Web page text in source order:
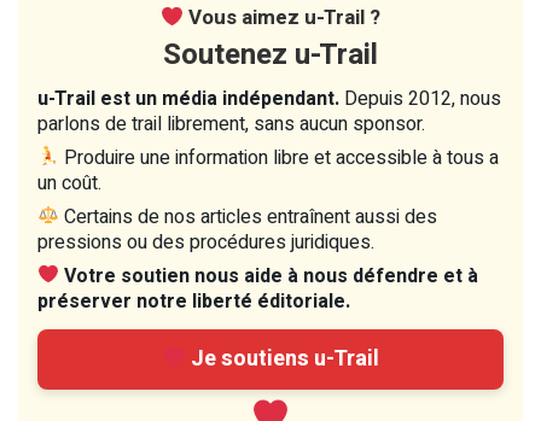
Vous aimez u-Trail ?
Soutenez u-Trail
u-Trail est un média indépendant. Depuis 2012, nous
parlons de trail librement, sans aucun sponsor.
Produire une information libre et accessible à tous a
un coût.
Certains de nos articles entraînent aussi des
pressions ou des procédures juridiques.
Votre soutien nous aide à nous défendre et à
préserver notre liberté éditoriale.
Je soutiens u-Trail